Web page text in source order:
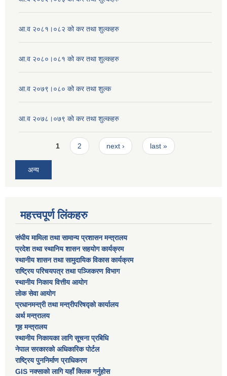
आ.व २०८१।०८२ को कर तथा शुल्कहरु
आ.व २०८०।०८१ को कर तथा शुल्कहरु
आ.व २०७९।०८० को कर तथा शुल्क
आ.व २०७८।०७९ काे कर तथा शुल्कहरु
Pages1 2 next › last »
अन्य
महत्त्वपूर्ण लिंकहरु
संघीय मामिला तथा सामान्य प्रशासन मन्त्रालय
प्रदेश तथा स्थानिय शासन सहयोग कार्यक्रम
स्थानीय शासन तथा सामुदायिक विकास कार्यक्रम
राष्ट्रिय परिचयपत्र तथा पञ्जिकरण विभाग
स्थानीय निकाय वित्तीय आयोग
लोक सेवा आयोग
प्रधानमन्त्री तथा मन्त्रीपरिषद्को कार्यालय
अर्थ मन्त्रालय
गृह मन्त्रालय
स्थानीय निकायका लागि सूचना प्रबिधि
नेपाल सरकारको अधिकारिक पोर्टल
राष्ट्रिय पुननिर्माण प्राधिकरण
GIS नक्साको लागि यहाँ क्लिक गर्नुहोस